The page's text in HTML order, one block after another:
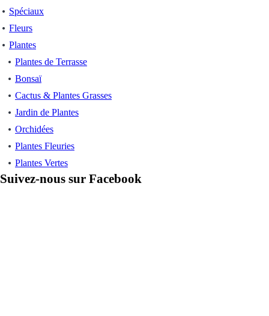
Spéciaux
Fleurs
Plantes
Plantes de Terrasse
Bonsaï
Cactus & Plantes Grasses
Jardin de Plantes
Orchidées
Plantes Fleuries
Plantes Vertes
Suivez-nous sur Facebook